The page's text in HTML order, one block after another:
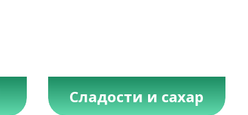
Сладости и сахар